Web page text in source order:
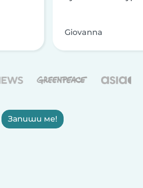
Giovanna
Запиши ме!